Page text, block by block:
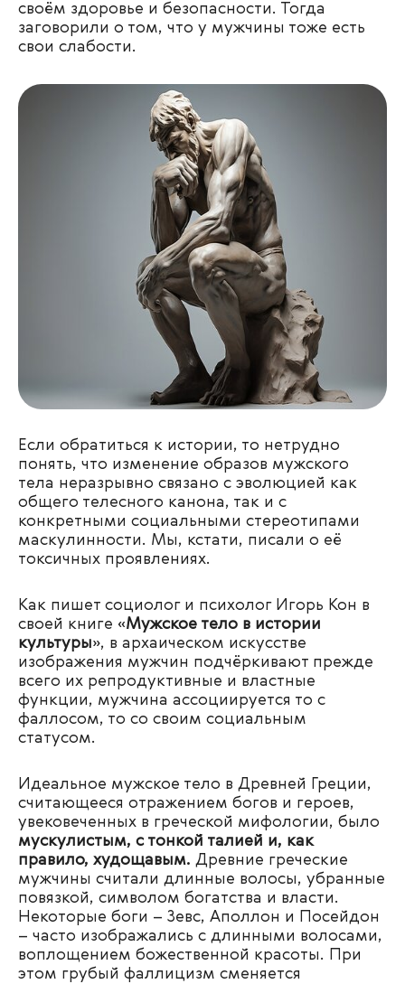
своём здоровье и безопасности. Тогда
заговорили о том, что у мужчины тоже есть
свои слабости.
Если обратиться к истории, то нетрудно
понять, что изменение образов мужского
тела неразрывно связано с эволюцией как
общего телесного канона, так и с
конкретными социальными стереотипами
маскулинности. Мы, кстати, писали о её
токсичных проявлениях.
Как пишет социолог и психолог Игорь Кон в
своей книге «Мужское тело в истории
культуры», в архаическом искусстве
изображения мужчин подчёркивают прежде
всего их репродуктивные и властные
функции, мужчина ассоциируется то с
фаллосом, то со своим социальным
статусом.
Идеальное мужское тело в Древней Греции,
считающееся отражением богов и героев,
увековеченных в греческой мифологии, было
мускулистым, с тонкой талией и, как
правило, худощавым. Древние греческие
мужчины считали длинные волосы, убранные
повязкой, символом богатства и власти.
Некоторые боги – Зевс, Аполлон и Посейдон
– часто изображались с длинными волосами,
воплощением божественной красоты. При
этом грубый фаллицизм сменяется